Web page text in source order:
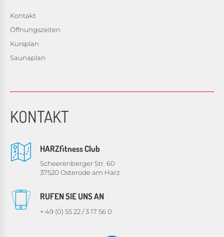
Kontakt
Öffnungszeiten
Kursplan
Saunaplan
KONTAKT
HARZfitness Club
Scheerenberger Str. 60
37520 Osterode am Harz
RUFEN SIE UNS AN
+ 49 (0) 55 22 / 3 17 56 0